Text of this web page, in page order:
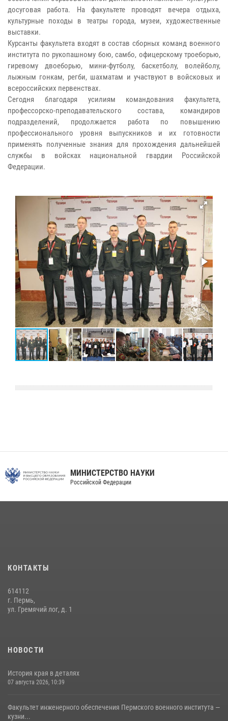
досуговая работа. На факультете проводят вечера отдыха,
культурные походы в театры города, музеи, художественные
выставки.
Курсанты факультета входят в состав сборных команд военного
института по рукопашному бою, самбо, офицерскому троеборью,
гиревому двоеборью, мини-футболу, баскетболу, волейболу,
лыжным гонкам, регби, шахматам и участвуют в войсковых и
всероссийских первенствах.
Сегодня благодаря усилиям командования факультета,
профессорско-преподавательского состава, командиров
подразделений, продолжается работа по повышению
профессионального уровня выпускников и их готовности
применять полученные знания для прохождения дальнейшей
службы в войсках национальной гвардии Российской
Федерации.
МИНИСТЕРСТВО НАУКИ
Российской Федерации
КОНТАКТЫ
614112
г. Пермь,
ул. Гремячий лог, д. 1
НОВОСТИ
История края в деталях
07 августа 2026, 10:39
Факультет инженерного обеспечения Пермского военного института —
кузни...